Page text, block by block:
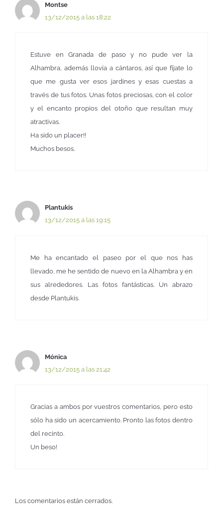
Montse
13/12/2015 a las 18:22
Estuve en Granada de paso y no pude ver la
Alhambra, además llovía a cántaros, así que fíjate lo
que me gusta ver esos jardines y esas cuestas a
través de tus fotos. Unas fotos preciosas, con el color
y el encanto propios del otoño que resultan muy
atractivas.
Ha sido un placer!!
Muchos besos.
Plantukis
13/12/2015 a las 19:15
Me ha encantado el paseo por el que nos has
llevado, me he sentido de nuevo en la Alhambra y en
sus alrededores. Las fotos fantásticas. Un abrazo
desde Plantukis.
Mónica
13/12/2015 a las 21:42
Gracias a ambos por vuestros comentarios, pero esto
sólo ha sido un acercamiento. Pronto las fotos dentro
del recinto.
Un beso!
Los comentarios están cerrados.